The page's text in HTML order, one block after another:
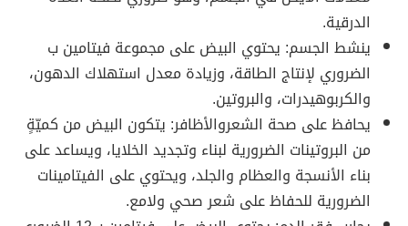
الدرقية.
ينشط الجسم: يحتوي البيض على مجموعة فيتامين ب
الضروري لإنتاج الطاقة، وزيادة معدل استهلاك الدهون،
والكربوهيدرات، والبروتين.
يحافظ على صحة الشعروالأظافر: يتكون البيض من كميّةٍ
من البروتينات الضرورية لبناء وتجديد الخلايا، ويساعد على
بناء الأنسجة والعظام والجلد، ويحتوي على الفيتامينات
الضرورية للحفاظ على شعر صحي ولامع.